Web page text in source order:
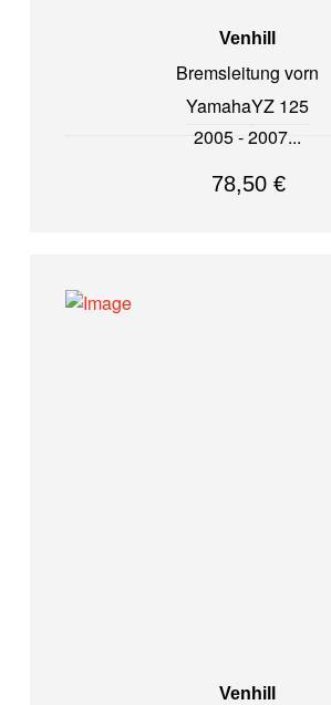
Venhill
Bremsleitung vorn
YamahaYZ 125
2005 - 2007
78,50 €
Venhill